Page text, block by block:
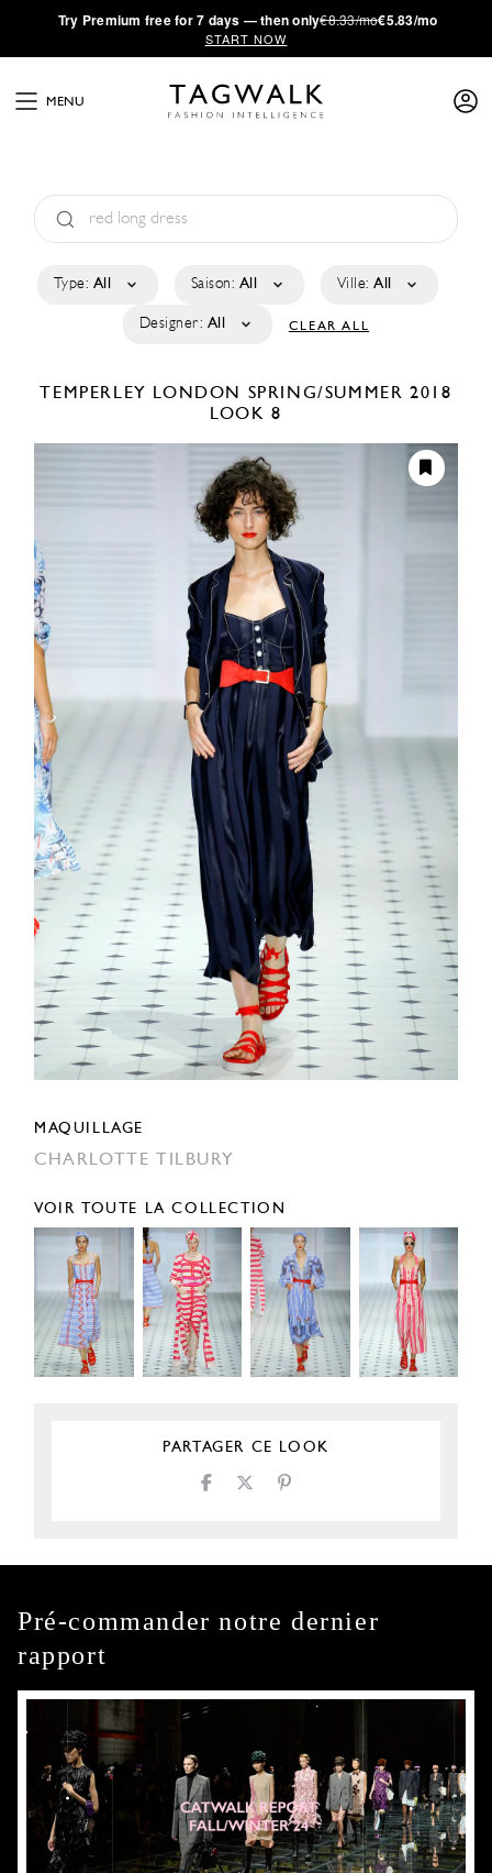
·Try Premium free for 7 days — then only€8.33/mo€5.83/mo
START NOW
MENU
Type: All Saison: All Ville: All
Designer: All CLEAR ALL
TEMPERLEY LONDON SPRING/SUMMER 2018
LOOK 8
MAQUILLAGE
CHARLOTTE TILBURY
VOIR TOUTE LA COLLECTION
PARTAGER CE LOOK
Pré-commander notre dernier
rapport